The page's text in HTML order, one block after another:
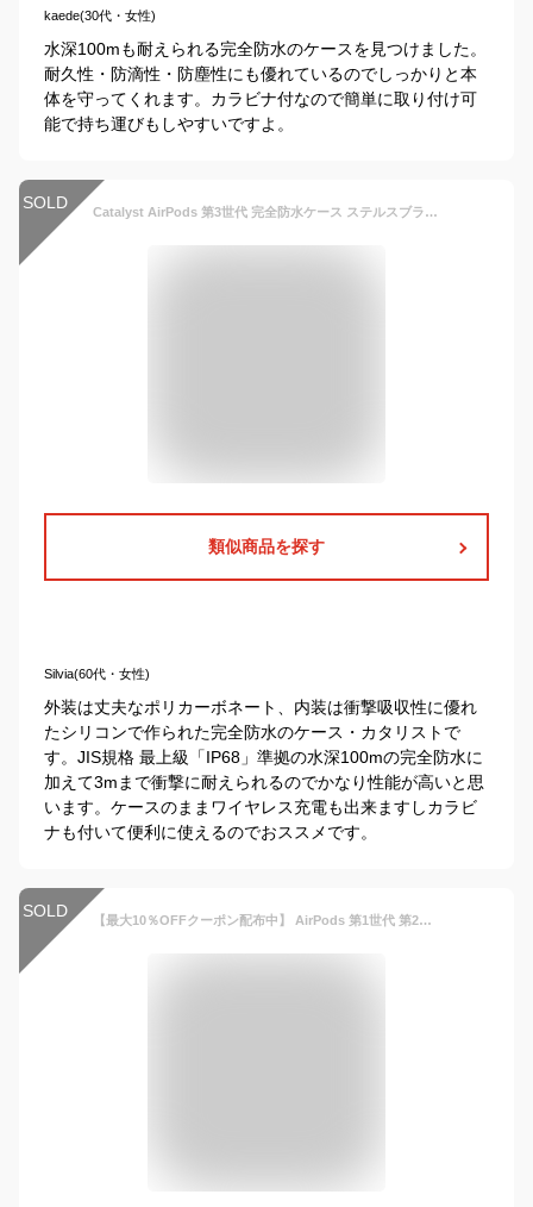
kaede(30代・女性)
水深100mも耐えられる完全防水のケースを見つけました。
耐久性・防滴性・防塵性にも優れているのでしっかりと本
体を守ってくれます。カラビナ付なので簡単に取り付け可
能で持ち運びもしやすいですよ。
SOLD Catalyst AirPods 第3世代 完全防水ケース ステルスブラック # CT-TPAP21-BK カタリスト (AirPods ケース) [PSR]
類似商品を探す
Silvia(60代・女性)
外装は丈夫なポリカーボネート、内装は衝撃吸収性に優れ
たシリコンで作られた完全防水のケース・カタリストで
す。JIS規格 最上級「IP68」準拠の水深100mの完全防水に
加えて3mまで衝撃に耐えられるのでかなり性能が高いと思
います。ケースのままワイヤレス充電も出来ますしカラビ
ナも付いて便利に使えるのでおススメです。
SOLD 【最大10％OFFクーポン配布中】 AirPods 第1世代 第2世代 第3世代 ケース airpods pro エアーポッズ おしゃれ 韓国 プロ カバー 耐衝撃 カラビナ シリコン airpodspro カバー イヤホンケース 大人 柔軟 magsafe Qi ワイヤレス充電対応 防水 防塵 シンプル 第三世代ケース